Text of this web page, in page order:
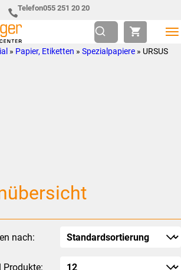
Telefon055 251 20 20
» Papier, Etiketten » Spezialpapiere » URSUS
nach:
Produkte: